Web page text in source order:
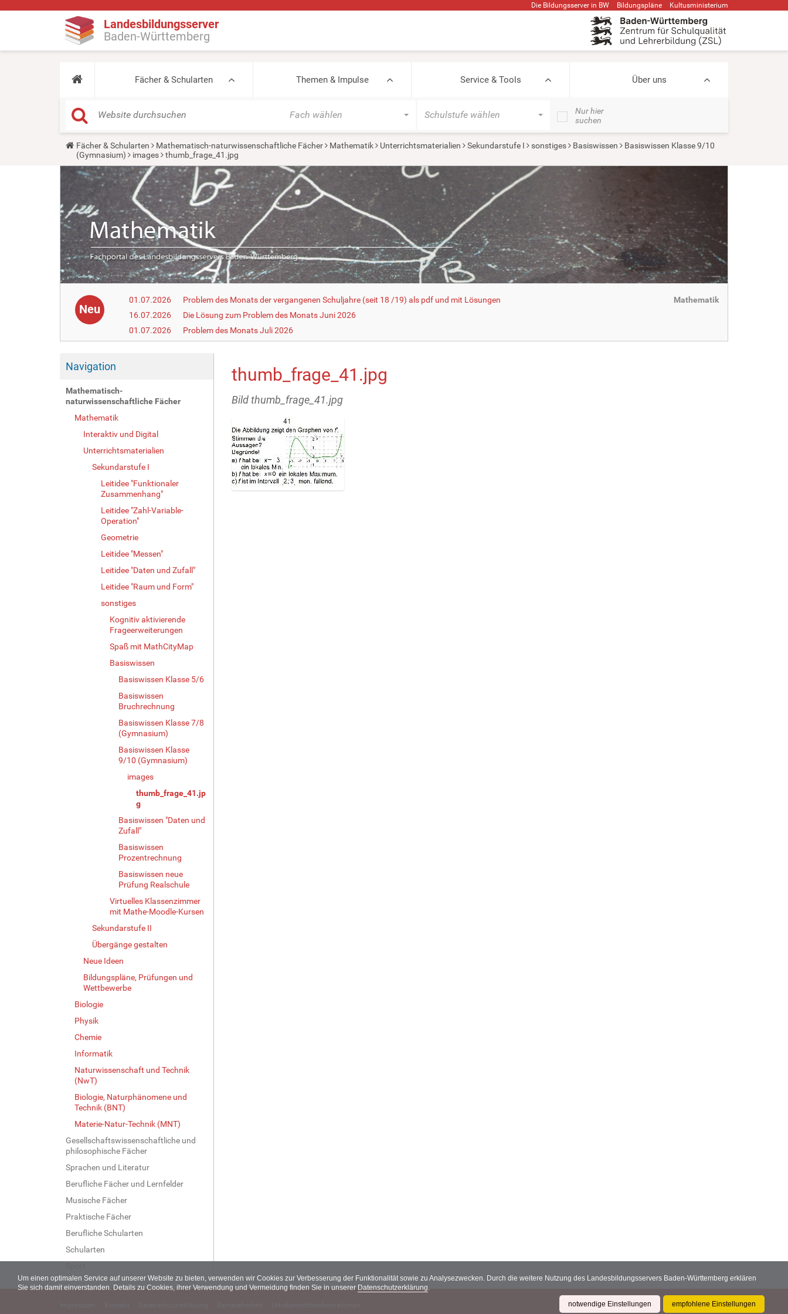
Um einen optimalen Service auf unserer Website zu bieten, verwenden wir Cookies zur Verbesserung der Funktionalität sowie zu Analysezwecken. Durch die weitere Nutzung des Landesbildungsservers Baden-Württemberg erklären
Sie sich damit einverstanden. Details zu Cookies, ihrer Verwendung und Vermeidung finden Sie in unserer Datenschutzerklärung.
notwendige Einstellungen
empfohlene Einstellungen
Die Bildungsserver in BW Bildungspläne Kultusministerium
Landesbildungsserver
Baden-Württemberg
Fächer & Schularten Themen & Impulse Service & Tools Über uns
Fach wählen Schulstufe wählen
Nur hier
suchen
Y
u
e
r
e
:
Fächer & Schularten Mathematisch-naturwissenschaftliche Fächer Mathematik Unterrichtsmaterialien Sekundarstufe I sonstiges Basiswissen
Basiswissen Klasse 9/10
(Gymnasium)
images thumb_frage_41.jpg
Neu
01.07.2026
Problem des Monats der vergangenen Schuljahre (seit 18 /19) als pdf und mit Lösungen
16.07.2026
Die Lösung zum Problem des Monats Juni 2026
01.07.2026
Problem des Monats Juli 2026
Mathematik
Navigation
Mathematisch-
naturwissenschaftliche Fächer
Mathematik
Interaktiv und Digital
Unterrichtsmaterialien
Sekundarstufe I
Leitidee "Funktionaler
Zusammenhang"
Leitidee "Zahl-Variable-
Operation"
Geometrie
Leitidee "Messen"
Leitidee "Daten und Zufall"
Leitidee "Raum und Form"
sonstiges
Kognitiv aktivierende
Frageerweiterungen
Spaß mit MathCityMap
Basiswissen
Basiswissen Klasse 5/6
Basiswissen
Bruchrechnung
Basiswissen Klasse 7/8
(Gymnasium)
Basiswissen Klasse
9/10 (Gymnasium)
images
thumb_frage_41.jp
g
Basiswissen "Daten und
Zufall"
Basiswissen
Prozentrechnung
Basiswissen neue
Prüfung Realschule
Virtuelles Klassenzimmer
mit Mathe-Moodle-Kursen
Sekundarstufe II
Übergänge gestalten
Neue Ideen
Bildungspläne, Prüfungen und
Wettbewerbe
Biologie
Physik
Chemie
Informatik
Naturwissenschaft und Technik
(NwT)
Biologie, Naturphänomene und
Technik (BNT)
Materie-Natur-Technik (MNT)
Gesellschaftswissenschaftliche und
philosophische Fächer
Sprachen und Literatur
Berufliche Fächer und Lernfelder
Musische Fächer
Praktische Fächer
Berufliche Schularten
Schularten
thumb_frage_41.jpg
Bild thumb_frage_41.jpg